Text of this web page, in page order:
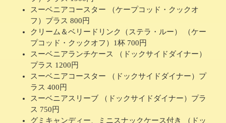
スーベニアコースター （ケープコッド・クックオ
フ）プラス 800円
クリーム＆ベリードリンク（ステラ・ルー） （ケー
プコッド・クックオフ）1杯 700円
スーベニアランチケース （ドックサイドダイナー）
プラス 1200円
スーベニアコースター （ドックサイドダイナー）プ
ラス 400円
スーベニアスリーブ （ドックサイドダイナー）プラ
ス 750円
グミキャンディー、ミニスナックケース付き （ドッ